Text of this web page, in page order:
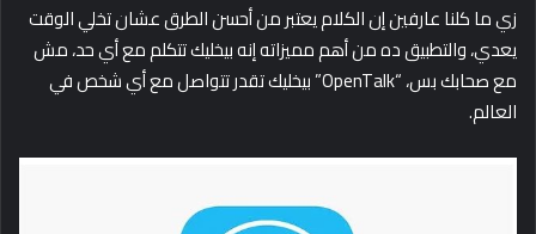
زي ما كلنا عارفين إن الكلام يعتبر من أحسن الطرق عشان تخلي الوقت
يعدي، والتطبيق ده من أهم مميزاته إنه بيخليك تتكلم مع أي حد، مش
مع صحابك بس، “OpenTalk” بيخليك تقدر تتواصل مع أي شخص في
العالم.